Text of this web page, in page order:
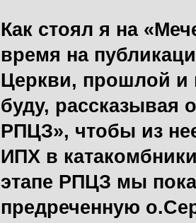
Как стоял я на
время на
Церкви, прошлой и
буду, рассказывая
РПЦЗ», чтобы из
ИПХ в
этапе РПЦЗ мы
предреченную